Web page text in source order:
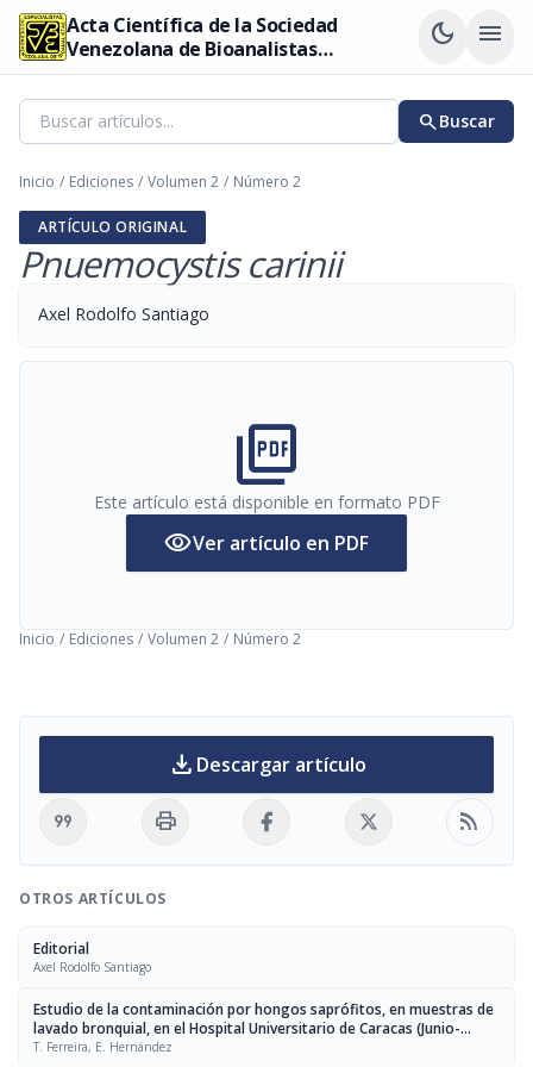
Acta Científica de la Sociedad
Venezolana de Bioanalistas
Especialistas
dark_mode menu
searchBuscar
Inicio / Ediciones / Volumen 2 / Número 2
ARTÍCULO ORIGINAL
Pnuemocystis carinii
Axel Rodolfo Santiago
picture_as_pdf
Este artículo está disponible en formato PDF
visibilityVer artículo en PDF
Inicio / Ediciones / Volumen 2 / Número 2
download Descargar artículo
format_quote print rss_feed
OTROS ARTÍCULOS
Editorial
Axel Rodolfo Santiago
Estudio de la contaminación por hongos saprófitos, en muestras de
lavado bronquial, en el Hospital Universitario de Caracas (Junio-
Noviembre, 1992)
T. Ferreira, E. Hernández